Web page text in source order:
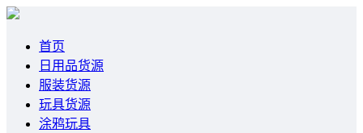
首页
日用品货源
服装货源
玩具货源
涂鸦玩具